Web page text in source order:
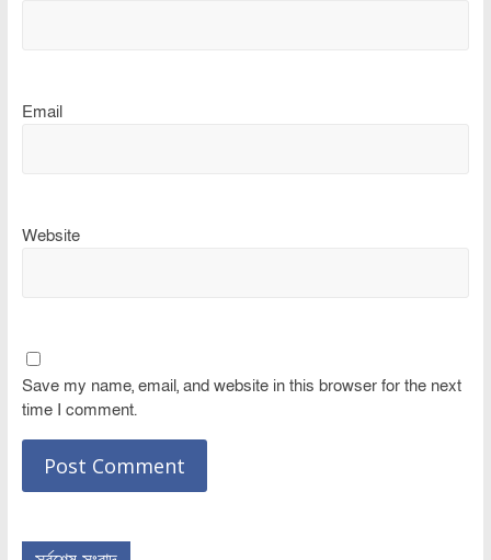
Email
Website
Save my name, email, and website in this browser for the next
time I comment.